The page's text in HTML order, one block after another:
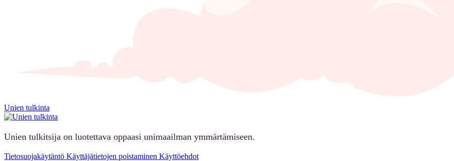
Unien tulkinta
Unien tulkitsija on luotettava oppaasi unimaailman ymmärtämiseen.
Tietosuojakäytäntö Käyttäjätietojen poistaminen Käyttöehdot